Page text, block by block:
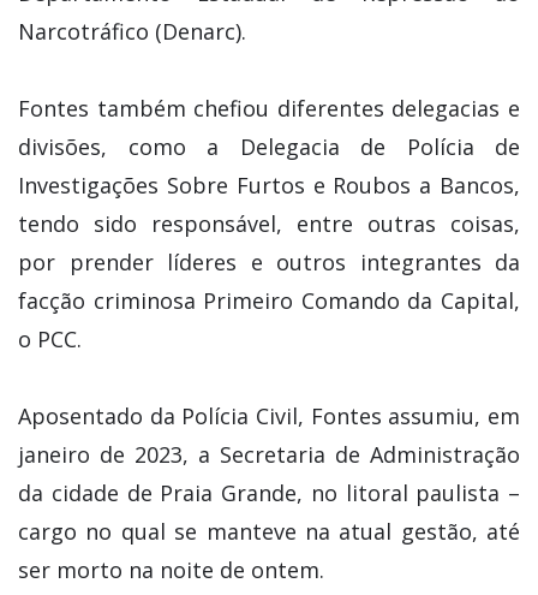
Narcotráfico (Denarc).
Fontes também chefiou diferentes delegacias e
divisões, como a Delegacia de Polícia de
Investigações Sobre Furtos e Roubos a Bancos,
tendo sido responsável, entre outras coisas,
por prender líderes e outros integrantes da
facção criminosa Primeiro Comando da Capital,
o PCC.
Aposentado da Polícia Civil, Fontes assumiu, em
janeiro de 2023, a Secretaria de Administração
da cidade de Praia Grande, no litoral paulista –
cargo no qual se manteve na atual gestão, até
ser morto na noite de ontem.